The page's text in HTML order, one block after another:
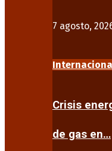
7 agosto,
Crisis
de gas en…